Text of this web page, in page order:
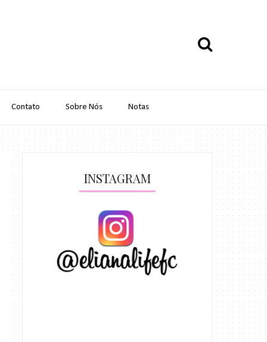
Contato Sobre Nós Notas
INSTAGRAM